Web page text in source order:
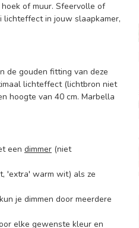
of muur. Sfeervolle of
lichteffect in jouw slaapkamer,
de gouden fitting van deze
lichteffect (lichtbron niet
hoogte van 40 cm. Marbella
een dimmer (niet
'extra' warm wit) als ze
je dimmen door meerdere
elke gewenste kleur en